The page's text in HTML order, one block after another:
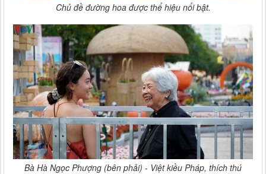
Chủ đề đường hoa được thể hiệu nổi bật.
Bà Hà Ngọc Phượng (bên phải) - Việt kiều Pháp, thích thú